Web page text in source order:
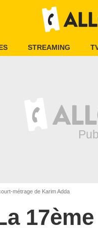
STREAMING
métrage de Karim Adda